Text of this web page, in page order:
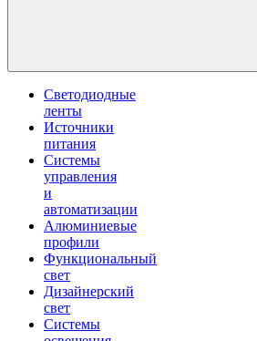
Светодиодные
ленты
Источники
питания
Системы
управления
и
автоматизации
Алюминиевые
профили
Функциональный
свет
Дизайнерский
свет
Системы